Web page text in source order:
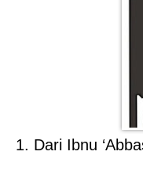
1. Dari Ibnu